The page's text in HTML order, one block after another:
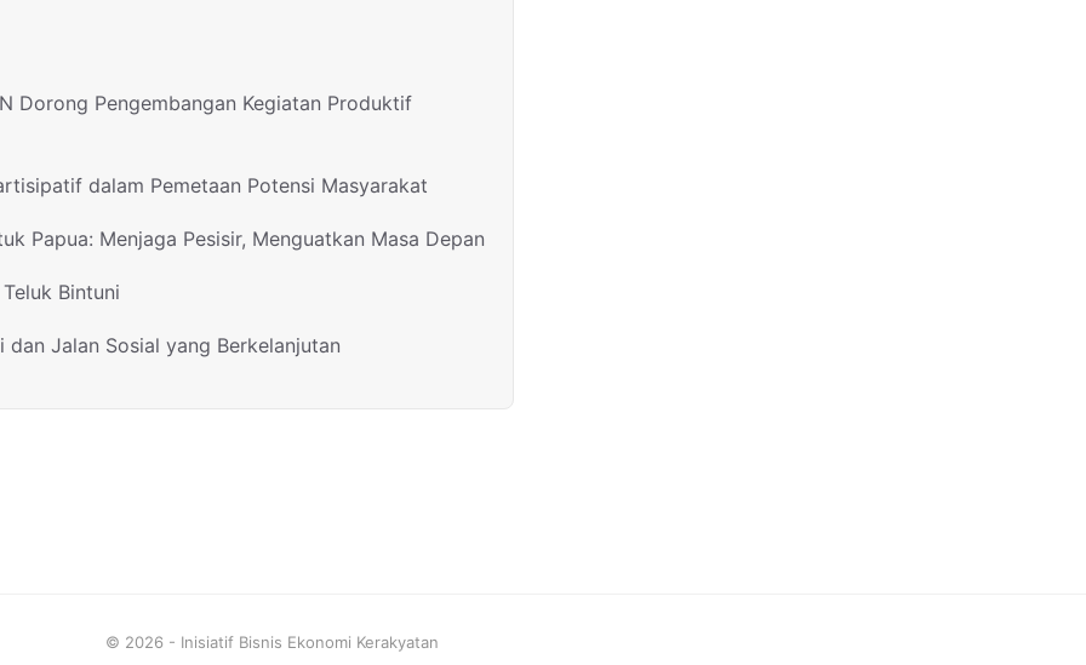
Dorong Pengembangan Kegiatan Produktif
dalam Pemetaan Potensi Masyarakat
Papua: Menjaga Pesisir, Menguatkan Masa Depan
Bintuni
dan Jalan Sosial yang Berkelanjutan
© 2026 - Inisiatif Bisnis Ekonomi Kerakyatan